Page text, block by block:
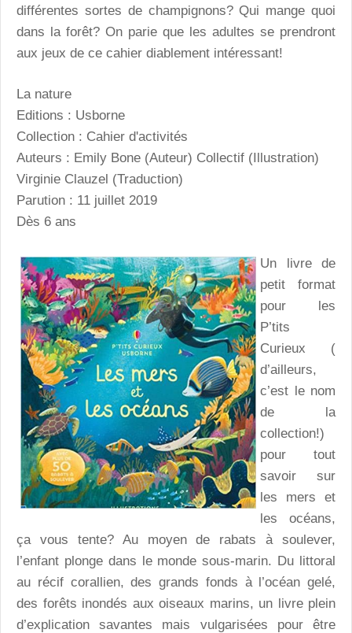
différentes sortes de champignons? Qui mange quoi
dans la forêt? On parie que les adultes se prendront
aux jeux de ce cahier diablement intéressant!
La nature
Editions : Usborne
Collection : Cahier d'activités
Auteurs : Emily Bone (Auteur) Collectif (Illustration)
Virginie Clauzel (Traduction)
Parution : 11 juillet 2019
Dès 6 ans
Un livre de
petit format
pour les
P’tits
Curieux (
d’ailleurs,
c’est le nom
de la
collection!)
pour tout
savoir sur
les mers et
les océans,
ça vous tente? Au moyen de rabats à soulever,
l’enfant plonge dans le monde sous-marin. Du littoral
au récif corallien, des grands fonds à l’océan gelé,
des forêts inondés aux oiseaux marins, un livre plein
d’explication savantes mais vulgarisées pour être